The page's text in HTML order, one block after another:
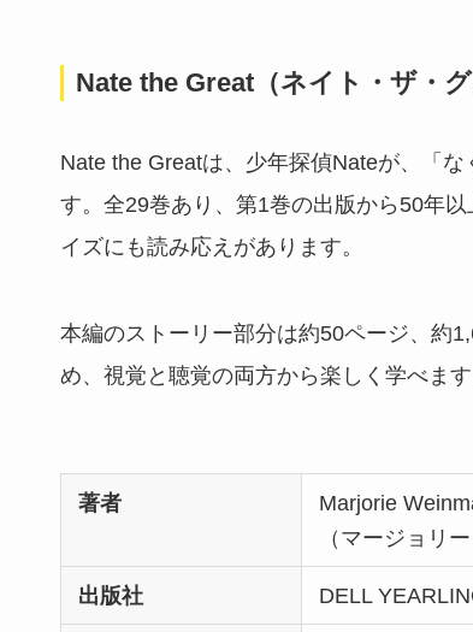
Nate the Great（ネイト・ザ・グ
Nate the Greatは、少年探偵Nateが、「
す。全29巻あり、第1巻の出版から50年
イズにも読み応えがあります。
本編のストーリー部分は約50ページ、約
め、視覚と聴覚の両方から楽しく学べます
著者
Marjorie
（マージョリ
出版社 DELL